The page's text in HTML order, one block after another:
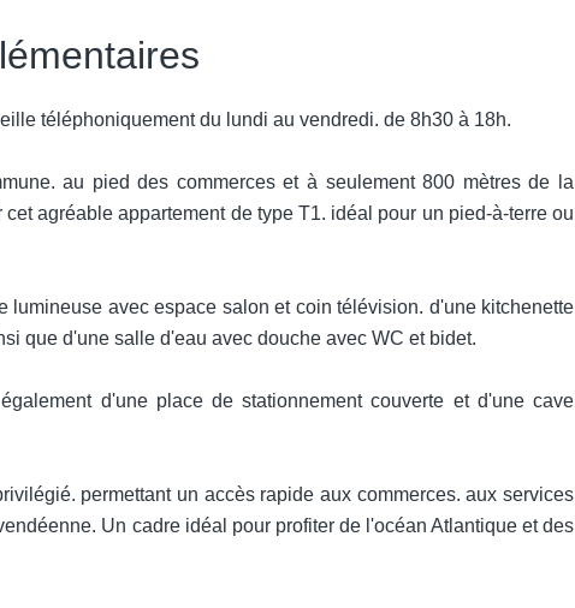
téléphoniquement du lundi au vendredi. de 8h30 à 18h.
au pied des commerces et à seulement 800 mètres de la
agréable appartement de type T1. idéal pour un pied-à-terre ou
lumineuse avec espace salon et coin télévision. d'une kitchenette
que d'une salle d'eau avec douche avec WC et bidet.
d'une place de stationnement couverte et d'une cave
permettant un accès rapide aux commerces. aux services
Un cadre idéal pour profiter de l'océan Atlantique et des